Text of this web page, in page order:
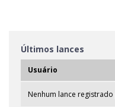
Últimos lances
Usuário
Nenhum lance